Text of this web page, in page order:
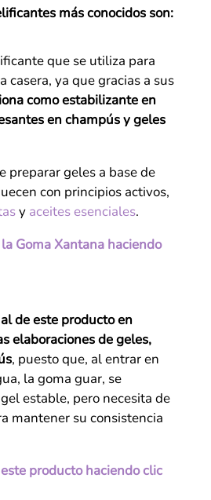
más conocidos son:
que se utiliza para
casera, ya que gracias a sus
como estabilizante en
en champús y geles
preparar geles a base de
con principios activos,
y aceites esenciales.
Goma Xantana haciendo
de este producto en
elaboraciones de geles,
, puesto que, al entrar en
la goma guar, se
estable, pero necesita de
mantener su consistencia
producto haciendo clic